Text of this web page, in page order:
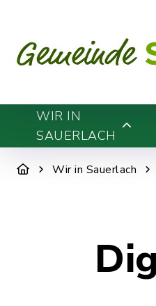
WIR IN
SAUERLACH
Wir in Sauerlach